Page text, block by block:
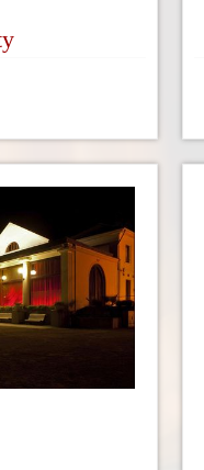
für
Kuchen